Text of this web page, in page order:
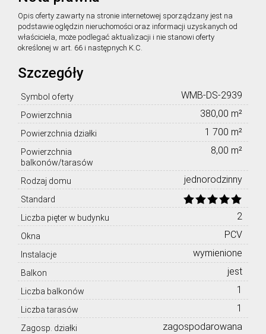
Opis oferty zawarty na stronie internetowej sporządzany jest na
podstawie oględzin nieruchomości oraz informacji uzyskanych od
właściciela, może podlegać aktualizacji i nie stanowi oferty
określonej w art. 66 i następnych K.C.
Szczegóły
Symbol oferty WMB-DS-2939
Powierzchnia 380,00 m²
Powierzchnia działki 1 700 m²
Powierzchnia
balkonów/tarasów
8,00 m²
Rodzaj domu jednorodzinny
Standard
Liczba pięter w budynku
2
Okna PCV
Instalacje wymienione
Balkon jest
Liczba balkonów 1
Liczba tarasów 1
Zagosp. działki zagospodarowana